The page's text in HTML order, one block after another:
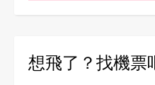
想飛了？找機票